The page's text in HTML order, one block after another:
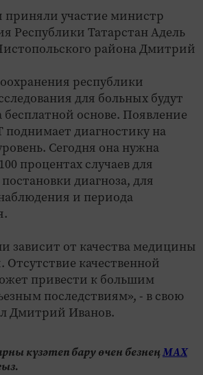
участие министр
Республики Татарстан Адель
района Дмитрий
республики
для больных будут
бесплатной основе. Появление
диагностику на
Сегодня она нужна
процентах случаев для
диагноза, для
и периода
зависит от качества медицины
Отсутствие качественной
привести к большим
последствиям», - в свою
Дмитрий Иванов.
күзәтеп бару өчен безнеңМАХ